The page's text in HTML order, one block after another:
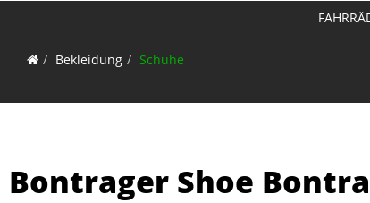
Bekleidung Schuhe
Bontrager Shoe